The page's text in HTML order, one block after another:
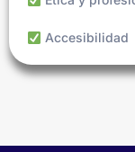
Accesibilidad